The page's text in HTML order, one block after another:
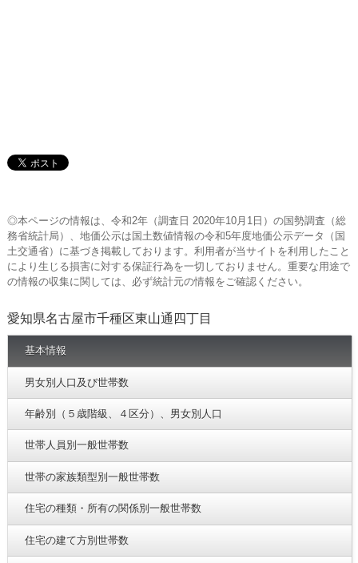
◎本ページの情報は、令和2年（調査日 2020年10月1日）の国勢調査（総
務省統計局）、地価公示は国土数値情報の令和5年度地価公示データ（国
土交通省）に基づき掲載しております。利用者が当サイトを利用したこと
により生じる損害に対する保証行為を一切しておりません。重要な用途で
の情報の収集に関しては、必ず統計元の情報をご確認ください。
愛知県名古屋市千種区東山通四丁目
基本情報
男女別人口及び世帯数
年齢別（５歳階級、４区分）、男女別人口
世帯人員別一般世帯数
世帯の家族類型別一般世帯数
住宅の種類・所有の関係別一般世帯数
住宅の建て方別世帯数